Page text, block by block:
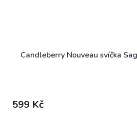
Candleberry Nouveau svíčka
599 Kč